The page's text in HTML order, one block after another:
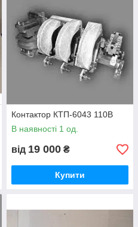
Контактор КТП-6043 110В
В наявності 1 од.
від 19 000 ₴
Купити